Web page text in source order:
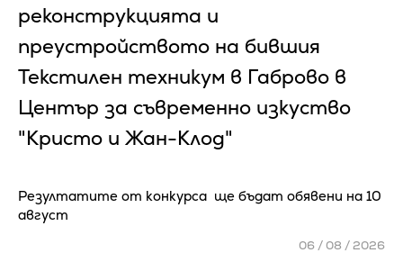
реконструкцията и
преустройството на бившия
Текстилен техникум в Габрово в
Център за съвременно изкуство
"Кристо и Жан-Клод"
Резултатите от конкурса ще бъдат обявени на 10
август
06 / 08 / 2026